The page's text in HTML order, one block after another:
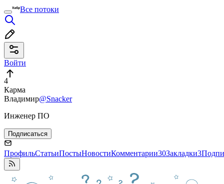
Все потоки
Войти
4
Карма
Владимир@Snacker
Инженер ПО
Подписаться
ПрофильСтатьиПостыНовостиКомментарии30Закладки3